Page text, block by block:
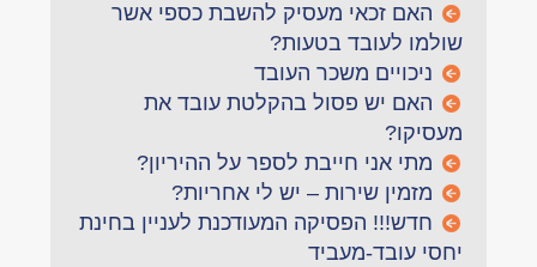
האם זכאי מעסיק להשבת כספי אשר
שולמו לעובד בטעות?
ניכויים משכר העובד
האם יש פסול בהקלטת עובד את
מעסיקו?
מתי אני חייבת לספר על ההיריון?
מזמין שירות – יש לי אחריות?
חדש!!! הפסיקה המעודכנת לעניין בחינת
יחסי עובד-מעביד